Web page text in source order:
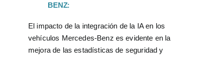
BENZ:
El impacto de la integración de la IA en los
vehículos Mercedes-Benz es evidente en la
mejora de las estadísticas de seguridad y